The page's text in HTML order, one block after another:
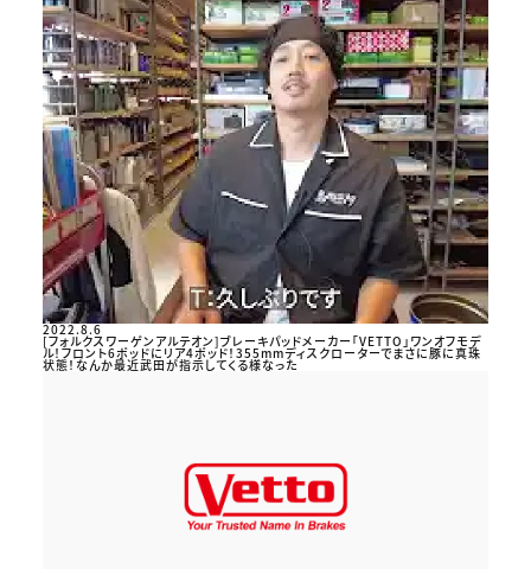
2022.8.6
[フォルクスワーゲンアルテオン]ブレーキパッドメーカー「VETTO」ワンオフモデ
ル！フロント6ポッドにリア4ポッド！355mmディスクローターでまさに豚に真珠
状態！なんか最近武田が指示してくる様なった